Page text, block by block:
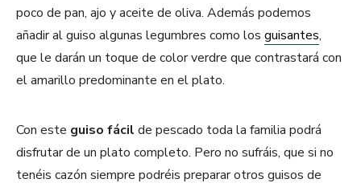
poco de pan, ajo y aceite de oliva. Además podemos
añadir al guiso algunas legumbres como los guisantes,
que le darán un toque de color verdre que contrastará con
el amarillo predominante en el plato.
Con este guiso fácil de pescado toda la familia podrá
disfrutar de un plato completo. Pero no sufráis, que si no
tenéis cazón siempre podréis preparar otros guisos de